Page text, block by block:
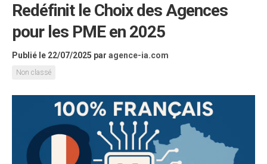
Redéfinit le Choix des Agences
pour les PME en 2025
Publié le 22/07/2025 par agence-ia.com
Non classé